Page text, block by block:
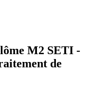
M2 SETI -
de